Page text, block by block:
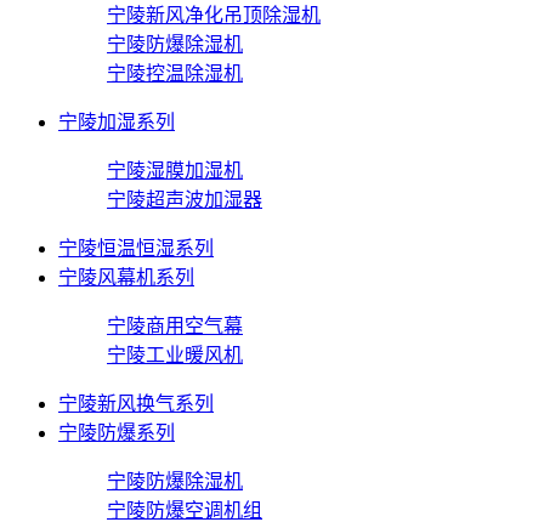
宁陵新风净化吊顶除湿机
宁陵防爆除湿机
宁陵控温除湿机
宁陵加湿系列
宁陵湿膜加湿机
宁陵超声波加湿器
宁陵恒温恒湿系列
宁陵风幕机系列
宁陵商用空气幕
宁陵工业暖风机
宁陵新风换气系列
宁陵防爆系列
宁陵防爆除湿机
宁陵防爆空调机组